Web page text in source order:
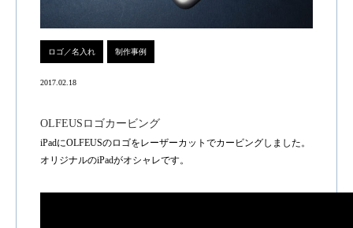
ロゴ／名入れ 制作事例
2017.02.18
OLFEUSロゴカービング
iPadにOLFEUSのロゴをレーザーカットでカービングしました。
オリジナルのiPadがオシャレです。